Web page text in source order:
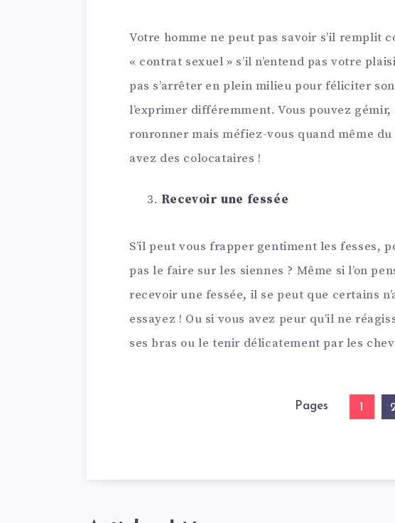
Votre homme ne peut pas savoir s’il remplit
« contrat sexuel » s’il n’entend pas votre
pas s’arrêter en plein milieu pour féliciter
l’exprimer différemment. Vous pouvez
ronronner mais méfiez-vous quand même
avez des colocataires !
Recevoir une fessée
S’il peut vous frapper gentiment les fesses,
pas le faire sur les siennes ? Même si l’on
recevoir une fessée, il se peut que certains
essayez ! Ou si vous avez peur qu’il ne
ses bras ou le tenir délicatement par les
Pages 1